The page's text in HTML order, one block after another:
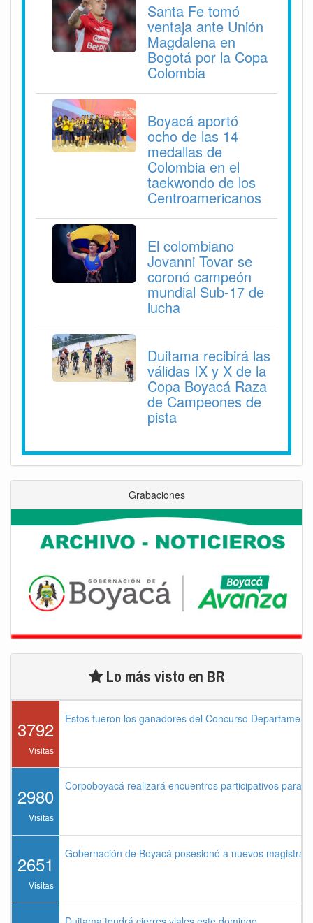
Santa Fe tomó
ventaja ante Unión
Magdalena en
Bogotá por la Copa
Colombia
Boyacá aportó
ocho de las 14
medallas de
Colombia en el
taekwondo de los
Centroamericanos
El colombiano
Jovanni Tovar se
coronó campeón
mundial Sub-17 de
lucha
Duitama recibirá las
válidas IX y X de la
Copa Boyacá Raza
de Campeones de
pista
Grabaciones
Lo más visto en BR
3792
Visitas
Estos fueron los ganadores del Concurso
2980
Visitas
Corpoboyacá realizará encuentros participativos para
2651
Visitas
Gobernación de Boyacá posesionó a nuevos